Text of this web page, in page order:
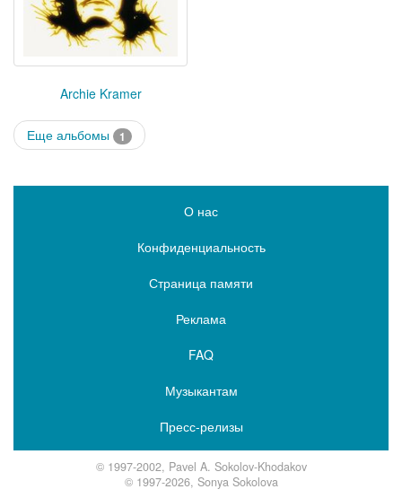
Archie Kramer
Еще альбомы 1
О нас
Конфиденциальность
Страница памяти
Реклама
FAQ
Музыкантам
Пресс-релизы
© 1997-2002, Pavel A. Sokolov-Khodakov
© 1997-2026, Sonya Sokolova